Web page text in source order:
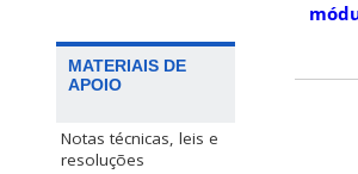
MATERIAIS DE
APOIO
Notas técnicas, leis e
resoluções